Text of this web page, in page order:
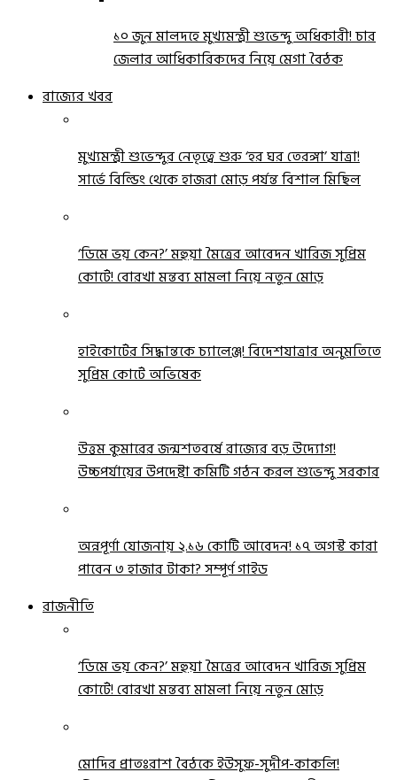
১০ জুন মালদহে মুখ্যমন্ত্রী শুভেন্দু অধিকারী! চার
জেলার আধিকারিকদের নিয়ে মেগা বৈঠক
রাজ্যের খবর
মুখ্যমন্ত্রী শুভেন্দুর নেতৃত্বে শুরু ‘হর ঘর তেরঙ্গা’ যাত্রা!
সার্ভে বিল্ডিং থেকে হাজরা মোড় পর্যন্ত বিশাল মিছিল
‘ডিমে ভয় কেন?’ মহুয়া মৈত্রের আবেদন খারিজ সুপ্রিম
কোর্টে! বোরখা মন্তব্য মামলা নিয়ে নতুন মোড়
হাইকোর্টের সিদ্ধান্তকে চ্যালেঞ্জ! বিদেশযাত্রার অনুমতিতে
সুপ্রিম কোর্টে অভিষেক
উত্তম কুমারের জন্মশতবর্ষে রাজ্যের বড় উদ্যোগ!
উচ্চপর্যায়ের উপদেষ্টা কমিটি গঠন করল শুভেন্দু সরকার
অন্নপূর্ণা যোজনায় ২.১৬ কোটি আবেদন! ১৭ অগস্ট কারা
পাবেন ৩ হাজার টাকা? সম্পূর্ণ গাইড
রাজনীতি
‘ডিমে ভয় কেন?’ মহুয়া মৈত্রের আবেদন খারিজ সুপ্রিম
কোর্টে! বোরখা মন্তব্য মামলা নিয়ে নতুন মোড়
মোদির প্রাতঃরাশ বৈঠকে ইউসুফ-সুদীপ-কাকলি!